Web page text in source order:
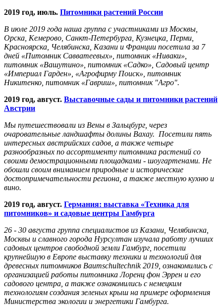
2019 год, июль. Питомники растений России
В июле 2019 года наша группа с участниками из Москвы,
Орска, Кемерово, Санкт-Петербурга, Кузнецка, Перми,
Красноярска, Челябинска, Казани и Франции посетила за 7
дней «Питомник Савватеевых», питомник «Ниваки»,
питомник «Вашутино», питомник «Садко», Садовый центр
«Империал Гарден», «Агрофирму Поиск», питомник
Никитенко, питомник «Гавриш», питомник "Агро".
2019 год, август. Выставочные сады и питомники растений
Австрии
Мы путешествовали из Вены в Зальцбург, через
очаровательные ландшафты долины Вахау. Посетили пять
интересных австрийских садов, а также четыре
разнообразных по ассортименту питомника растений со
своими демострационными площадками - шоугартенами. Не
обошли своим вниманием природные и исторические
достопримечательности региона, а также местную кухню и
вино.
2019 год, август. Германия: выставка «Техника для
питомников» и садовые центры Гамбурга
26 - 30 августа группа специалистов из Казани, Челябинска,
Москвы и славного города Нурсултан изучала работу лучших
садовых центров свободной земли Гамбург, посетили
крупнейшую в Европе выставку техники и технологий для
древесных питомников Baumschultechnik 2019, ознакомились с
организацией работы питомника Лоренц фон Эррен и его
садового центра, а также ознакомились с немецким
технологиям создания зеленых крыш на примере оформления
Министерства экологии и энергетики Гамбурга.